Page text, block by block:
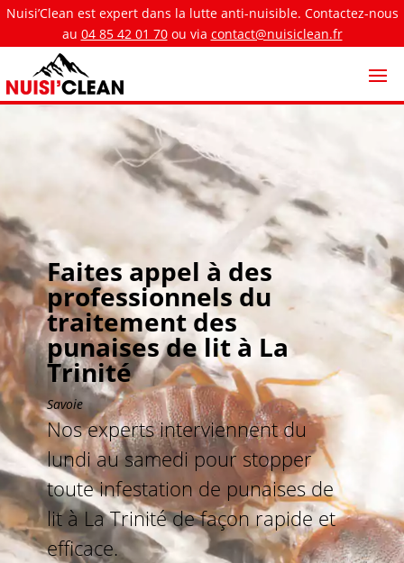
Nuisi’Clean est expert dans la lutte anti-nuisible. Contactez-nous
au 04 85 42 01 70ou via contact@nuisiclean.fr
Faites appel à des
professionnels du
traitement des
punaises de lit à La
Trinité
Savoie
Nos experts interviennent du
lundi au samedi pour stopper
toute infestation de punaises de
lit à La Trinité de façon rapide et
efficace.